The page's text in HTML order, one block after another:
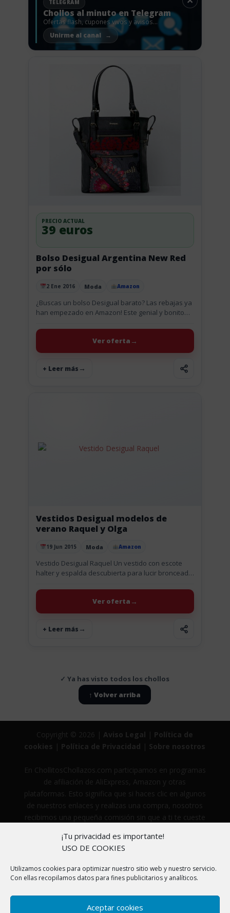
¡Tu privacidad es importante!
USO DE COOKIES
Utilizamos cookies para optimizar nuestro sitio web y nuestro servicio.
Con ellas recopilamos datos para fines publicitarios y analíticos.
Aceptar cookies
TELEGRAM
Chollos al minuto en Telegram
Ofertas flash, cupones vivos y avisos
antes de que vuelen.
Unirme al canal
Publicado el
2 Ene 2016 Moda Amazon
Bolso Desigual Argentina New Red
por sólo
PRECIO ACTUAL
39 euros
¿Buscas un bolso Desigual barato? Las rebajas ya
han empezado en Amazon! Este genial y bonito
combinan...
+ Leer más
Ver oferta
Publicado el
19 Jun 2015 Moda Amazon
Vestidos Desigual modelos de
verano Raquel y Olga
Vestido Desigual Raquel Un vestido con escote
halter y espalda descubierta para lucir bronceado.
el bajo. ¡Toda...
+ Leer más
Ver oferta
✓ Ya has visto todos los chollos
↑ Volver arriba
Copyright © 2026 | Aviso Legal | Política de
cookies | Política de Privacidad | Sobre nosotros
En ChollitosChollazos.com participamos en programas
de afiliación de AliExpress, Amazon y otras
plataformas. Esto significa que si haces clic en algunos
de nuestros enlaces y realizas una compra, nosotros
recibimos una pequeña comisión sin que a ti te cueste
para seguir encontrando los mejores chollos.